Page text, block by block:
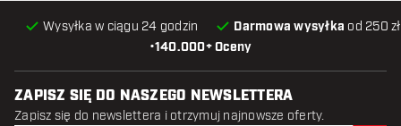
•140.000+ Oceny
Wysyłka w ciągu 24 godzin Darmowa wysyłka od 250
ZAPISZ SIĘ DO NASZEGO NEWSLETTERA
Zapisz się do newslettera i otrzymuj najnowsze oferty.